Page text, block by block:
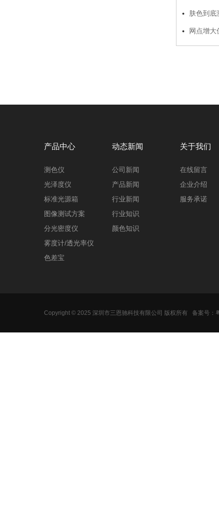
态硅胶标准
肤色到底
底层逻辑
网点增
产品中心
测色仪
光泽度仪
标准光源箱
图像测试方案
分光密度仪
雾度计/透光率仪
色差宝
动态新闻
公司新闻
产品新闻
行业新闻
行业知识
颜色知识
关于我们
在线留言
企业介绍
服务承诺
Copyright © 2025 深圳市三恩驰科技有限公司 版权所有 备案号：